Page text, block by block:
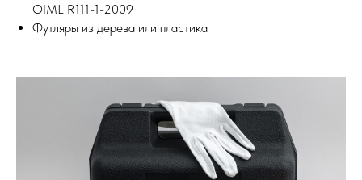
OIML R111-1-2009
Футляры из дерева или пластика